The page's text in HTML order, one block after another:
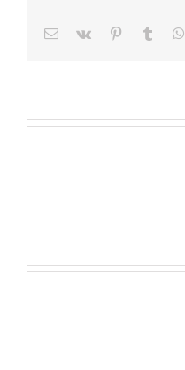
WhatsApp
Tumblr
Pinterest
Vk
پست